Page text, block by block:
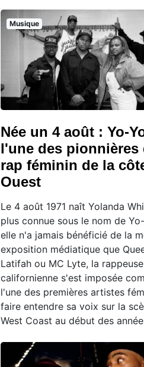
Musique
Née un 4 août : Yo-
l'une des pionnières
rap féminin de la
Ouest
Le 4 août 1971 naît Yolanda
plus connue sous le nom de
elle n'a jamais bénéficié de la
exposition médiatique que
Latifah ou MC Lyte, la rappeuse
californienne s'est imposée
l'une des premières artistes
faire entendre sa voix sur la
West Coast au début des